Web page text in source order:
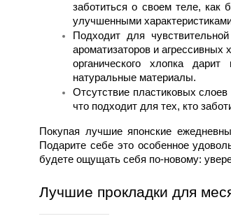
заботиться о своем теле, как
улучшенными
Подходит для
ароматизаторов и агрессивных
органического хлопка
натуральные материалы.
Отсутствие пластиковых
что подходит для тех, кто
Покупая лучшие японские
Подарите себе это особенное
будете ощущать себя по-новому:
Лучшие прокладки для